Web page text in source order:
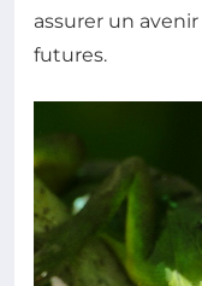
assurer un
futures.